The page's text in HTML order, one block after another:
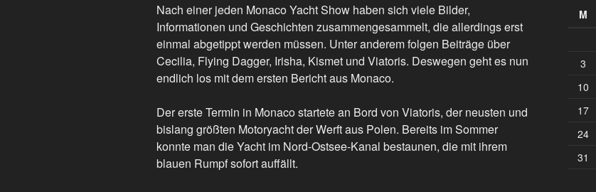
Nach einer jeden Monaco Yacht Show haben sich viele Bilder,
Informationen und Geschichten zusammengesammelt, die allerdings erst
einmal abgetippt werden müssen. Unter anderem folgen Beiträge über
Cecilia, Flying Dagger, Irisha, Kismet und Viatoris. Deswegen geht es nun
endlich los mit dem ersten Bericht aus Monaco.
Der erste Termin in Monaco startete an Bord von Viatoris, der neusten und
bislang größten Motoryacht der Werft aus Polen. Bereits im Sommer
konnte man die Yacht im Nord-Ostsee-Kanal bestaunen, die mit ihrem
blauen Rumpf sofort auffällt.
M
3
10
17
24
31